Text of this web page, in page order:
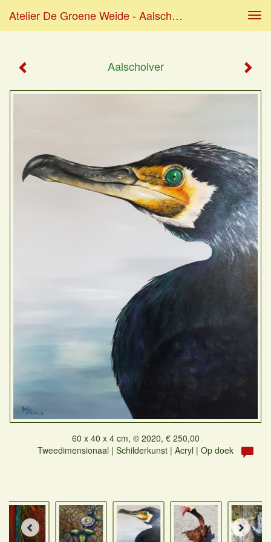
Atelier De Groene Weide - Aalscholver
Aalscholver
60 x 40 x 4 cm, © 2020, € 250,00
Tweedimensionaal | Schilderkunst | Acryl | Op doek